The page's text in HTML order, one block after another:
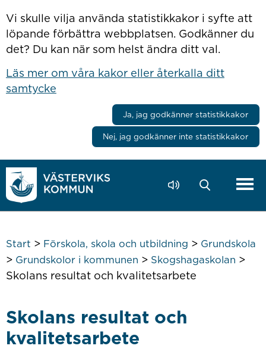
Vi skulle vilja använda statistikkakor i syfte att
löpande förbättra webbplatsen. Godkänner du
det? Du kan när som helst ändra ditt val.
Läs mer om våra kakor eller återkalla ditt
samtycke
Ja, jag godkänner statistikkakor
Nej, jag godkänner inte statistikkakor
Start > Förskola, skola och utbildning > Grundskola
> Grundskolor i kommunen > Skogshagaskolan >
Skolans resultat och kvalitetsarbete
Skolans resultat och
kvalitetsarbete